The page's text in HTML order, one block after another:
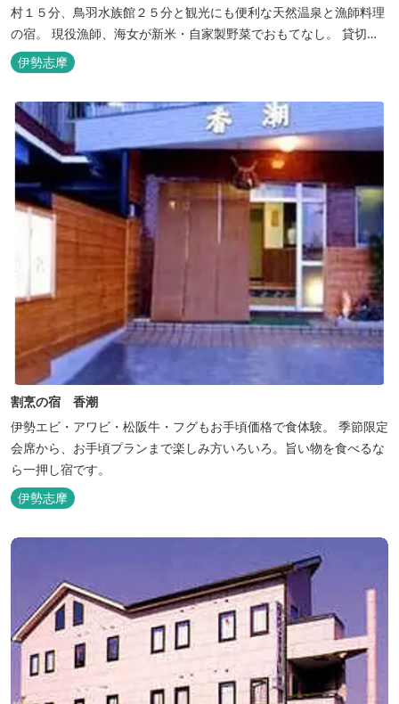
村１５分、鳥羽水族館２５分と観光にも便利な天然温泉と漁師料理
の宿。 現役漁師、海女が新米・自家製野菜でおもてなし。 貸切露
天風呂は４０分無料。
伊勢志摩
割烹の宿 香潮
伊勢エビ・アワビ・松阪牛・フグもお手頃価格で食体験。 季節限定
会席から、お手頃プランまで楽しみ方いろいろ。旨い物を食べるな
ら一押し宿です。
伊勢志摩